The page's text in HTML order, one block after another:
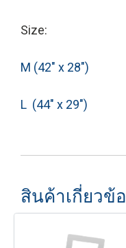
Size:
M (42" x 28")
L (44" x 29")
สินค้าเกี่ยวข้